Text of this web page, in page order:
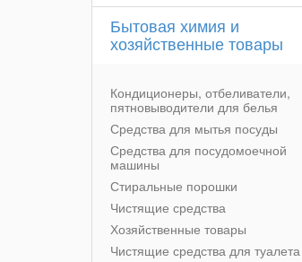
Бытовая химия и
хозяйственные товары
Кондиционеры, отбеливатели,
пятновыводители для белья
Средства для мытья посуды
Средства для посудомоечной
машины
Стиральные порошки
Чистящие средства
Хозяйственные товары
Чистящие средства для туалета